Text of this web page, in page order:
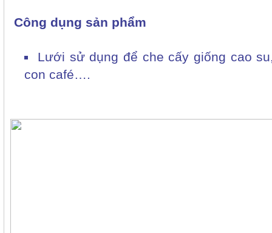
Công dụng sản phẩm
Lưới sử dụng để che cấy giống cao
con café….